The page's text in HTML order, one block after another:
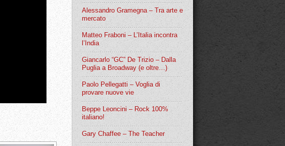
Alessandro Gramegna – Tra arte e
mercato
Matteo Fraboni – L’Italia incontra
l’India
Giancarlo “GC” De Trizio – Dalla
Puglia a Broadway (e oltre…)
Paolo Pellegatti – Voglia di
provare nuove vie
Beppe Leoncini – Rock 100%
italiano!
Gary Chaffee – The Teacher